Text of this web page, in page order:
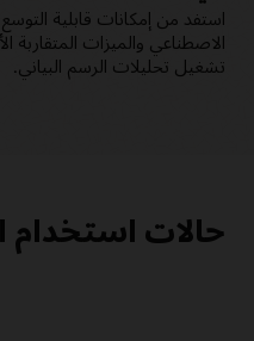
استفد من إمكانات قابلية التوسع
تشغيل تحليلات الرسم البياني.
حالات استخدام